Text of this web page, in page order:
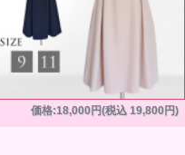
価格:18,000円(税込 19,800円)